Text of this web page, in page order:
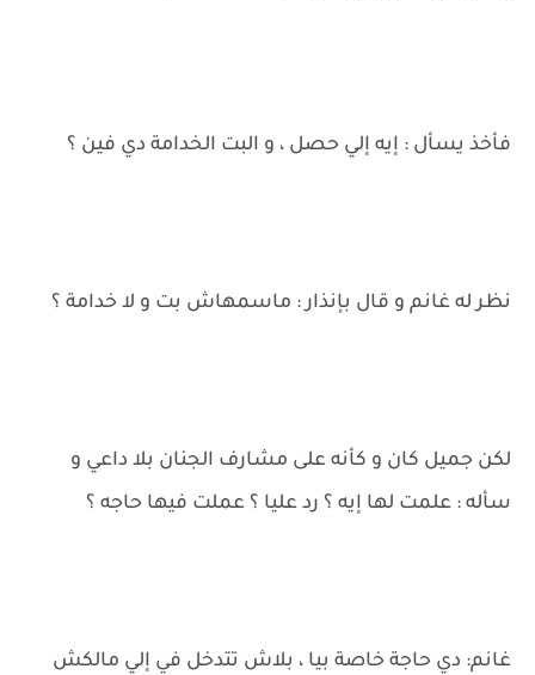
فأخذ يسأل : إيه إلي حصل ، و البت الخدامة دي فين ؟
نظر له غانم و قال بإنذار : ماسمهاش بت و لا خدامة ؟
لكن جميل كان و كأنه على مشارف الجنان بلا داعي و
سأله : علمت لها إيه ؟ رد عليا ؟ عملت فيها حاجه ؟
غانم: دي حاجة خاصة بيا ، بلاش تتدخل في إلي مالكش